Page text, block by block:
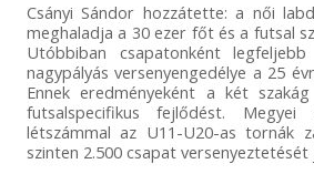
Csányi Sándor hozzátette: a női
meghaladja a 30 ezer főt és a futsal
Utóbbiban csapatonként
nagypályás versenyengedélye a 25
Ennek eredményeként a két
futsalspecifikus fejlődést. Megyei
létszámmal az U11-U20-as tornák
szinten 2.500 csapat versenyeztetését